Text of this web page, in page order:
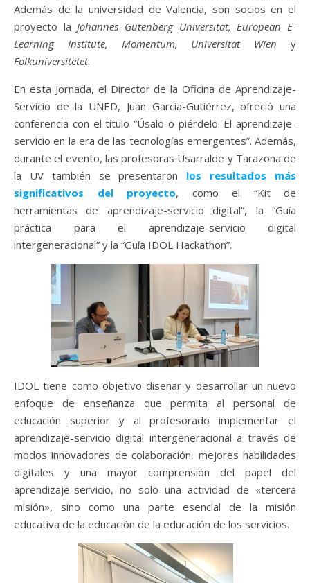
Además de la universidad de Valencia, son socios en el
proyecto laJohannes Gutenberg Universitat, European E-
Learning Institute, Momentum, Universitat Wien y
Folkuniversitetet.
En esta Jornada, el Director de la Oficina de Aprendizaje-
Servicio de la UNED, Juan García-Gutiérrez, ofreció una
conferencia con el título “Úsalo o piérdelo. El aprendizaje-
servicio en la era de las tecnologías emergentes”. Además,
durante el evento, las profesoras Usarralde y Tarazona de
la UV también se presentaron los resultados más
significativos del proyecto, como el “Kit de
herramientas de aprendizaje-servicio digital”, la “Guía
práctica para el aprendizaje-servicio digital
intergeneracional” y la “Guía IDOL Hackathon”.
IDOL tiene como objetivo diseñar y desarrollar un nuevo
enfoque de enseñanza que permita al personal de
educación superior y al profesorado implementar el
aprendizaje-servicio digital intergeneracional a través de
modos innovadores de colaboración, mejores habilidades
digitales y una mayor comprensión del papel del
aprendizaje-servicio, no solo una actividad de «tercera
misión», sino como una parte esencial de la misión
educativa de la educación de la educación de los servicios.